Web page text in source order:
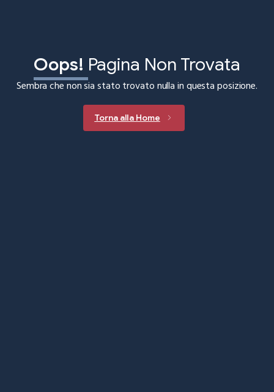
Oops! Pagina Non Trovata
Sembra che non sia stato trovato nulla in questa posizione.
Torna alla Home